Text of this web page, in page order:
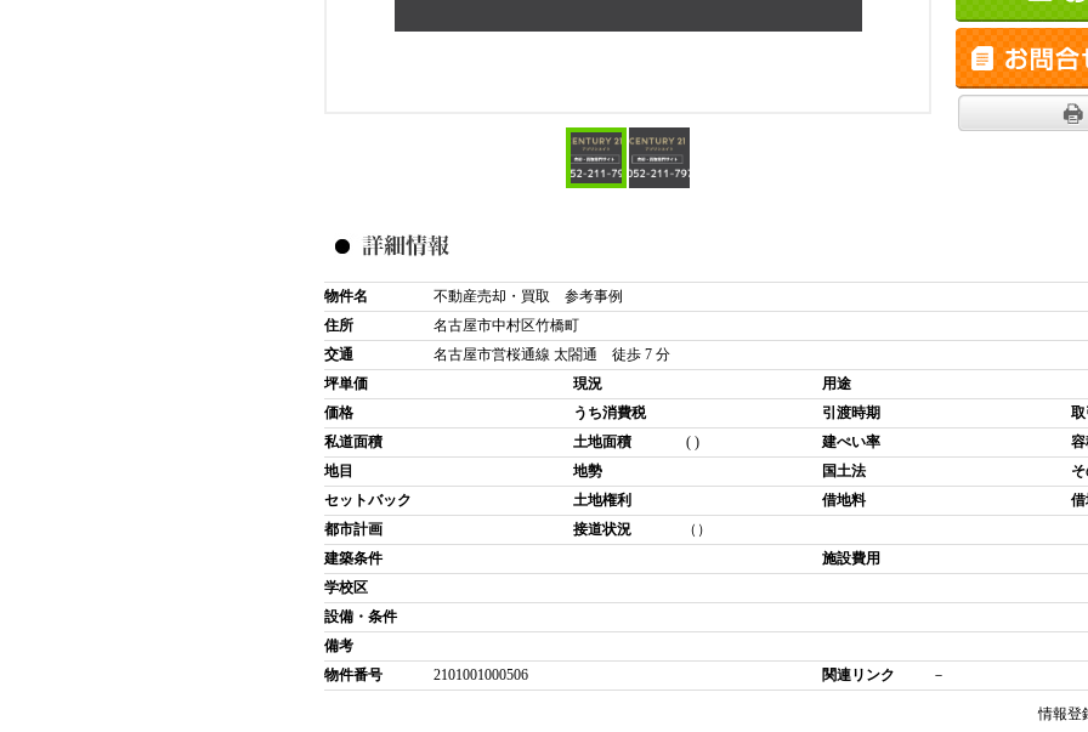
物件名
不動産売却・買取 参考事例
住所
名古屋市中村区竹橋町
交通
名古屋市営桜通線 太閤通 徒歩 7 分
坪単価
現況
用途
価格
うち消費税 引渡時期
私道面積
土地面積 ( ) 建ぺい率
地目
地勢 国土法
セットバック
土地権利 借地料
借
都市計画
接道状況
（）
建築条件
施設費用
学校区
設備・条件
備考
物件番号
2101001000506 関連リンク －
情報登